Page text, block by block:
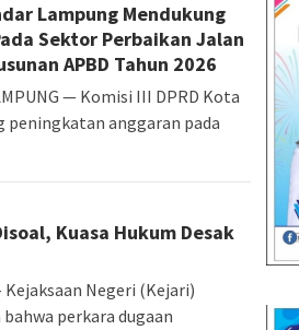
Lampung Mendukung
Sektor Perbaikan Jalan
APBD Tahun 2026
— Komisi III DPRD Kota
peningkatan anggaran pada
Kuasa Hukum Desak
Negeri (Kejari)
perkara dugaan